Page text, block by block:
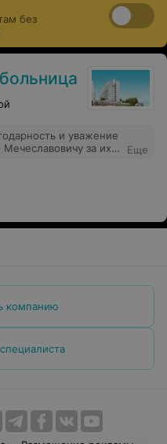
без
и уважение
за их
к
себя вновь
Еще
компанию